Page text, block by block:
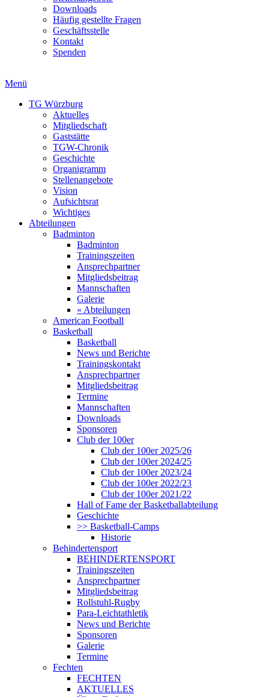
Downloads
Häufig gestellte Fragen
Geschäftsstelle
Kontakt
Spenden
Menü
TG Würzburg
Aktuelles
Mitgliedschaft
Gaststätte
TGW-Chronik
Geschichte
Organigramm
Stellenangebote
Vision
Aufsichtsrat
Wichtiges
Abteilungen
Badminton
Badminton
Trainingszeiten
Ansprechpartner
Mitgliedsbeitrag
Mannschaften
Galerie
« Abteilungen
American Football
Basketball
Basketball
News und Berichte
Trainingskontakt
Ansprechpartner
Mitgliedsbeitrag
Termine
Mannschaften
Downloads
Sponsoren
Club der 100er
Club der 100er 2025/26
Club der 100er 2024/25
Club der 100er 2023/24
Club der 100er 2022/23
Club der 100er 2021/22
Hall of Fame der Basketballabteilung
Geschichte
>> Basketball-Camps
Historie
Behindertensport
BEHINDERTENSPORT
Trainingszeiten
Ansprechpartner
Mitgliedsbeitrag
Rollstuhl-Rugby
Para-Leichtathletik
News und Berichte
Sponsoren
Galerie
Termine
Fechten
FECHTEN
AKTUELLES